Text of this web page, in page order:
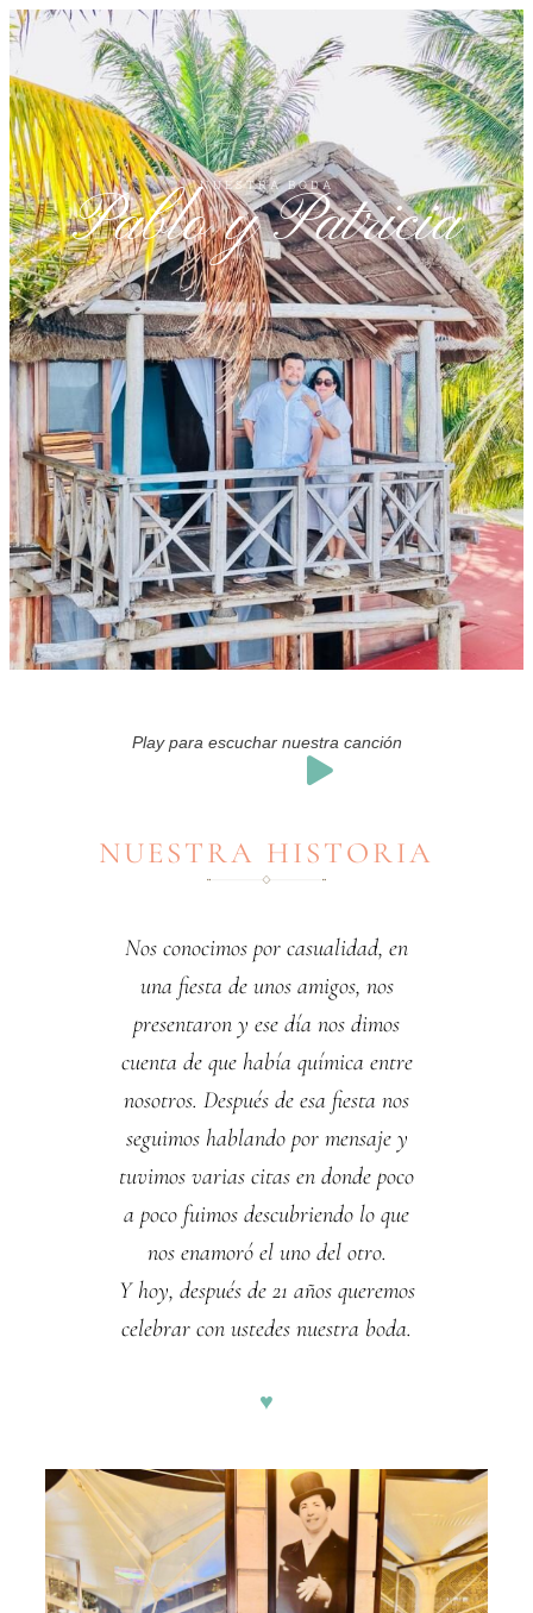
NUESTRA BODA
Pablo y Patricia
Play para escuchar nuestra canción
NUESTRA HISTORIA
Nos conocimos por casualidad, en
una fiesta de unos amigos, nos
presentaron y ese día nos dimos
cuenta de que había química entre
nosotros. Después de esa fiesta nos
seguimos hablando por mensaje y
tuvimos varias citas en donde poco
a poco fuimos descubriendo lo que
nos enamoró el uno del otro.
Y hoy, después de 21 años queremos
celebrar con ustedes nuestra boda.
♥︎